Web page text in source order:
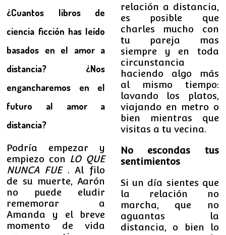
¿Cuantos libros de
ciencia ficción has leído
basados en el amor a
distancia? ¿Nos
engancharemos en el
futuro al amor a
distancia?
Podría empezar y
empiezo con LO QUE
NUNCA FUE. Al filo
de su muerte, Aarón
no puede eludir
rememorar a
Amanda y el breve
momento de vida
relación a distancia,
es posible que
charles mucho con
tu pareja mas
siempre y en toda
circunstancia
haciendo algo más
al mismo tiempo:
lavando los platos,
viajando en metro o
bien mientras que
visitas a tu vecina.
No escondas tus
sentimientos
Si un día sientes que
la relación no
marcha, que no
aguantas la
distancia, o bien lo